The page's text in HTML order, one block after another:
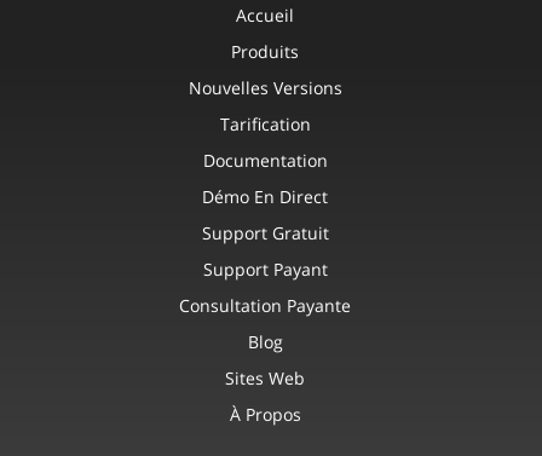
Accueil
Produits
Nouvelles Versions
Tarification
Documentation
Démo En Direct
Support Gratuit
Support Payant
Consultation Payante
Blog
Sites Web
À Propos